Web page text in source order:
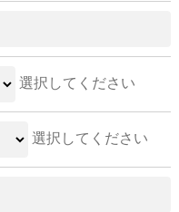
選択してください
選択してください